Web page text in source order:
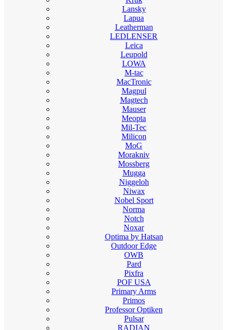
Lansky
Lapua
Leatherman
LEDLENSER
Leica
Leupold
LOWA
M-tac
MacTronic
Magpul
Magtech
Mauser
Meopta
Mil-Tec
Milicon
MoG
Morakniv
Mossberg
Mugga
Niggeloh
Niwax
Nobel Sport
Norma
Notch
Noxar
Optima by Hatsan
Outdoor Edge
OWB
Pard
Pixfra
POF USA
Primary Arms
Primos
Professor Optiken
Pulsar
RADIAN